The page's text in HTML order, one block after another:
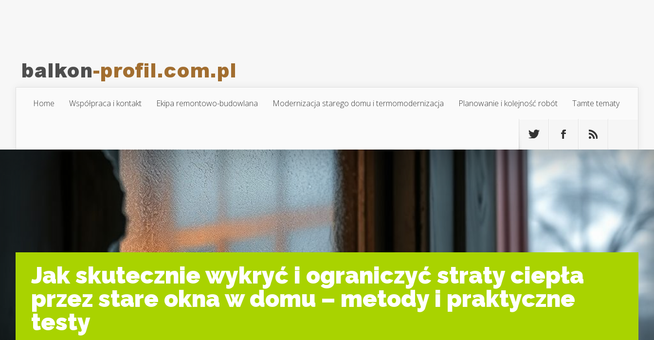
Home Współpraca i kontakt Ekipa remontowo-budowlana Modernizacja starego domu i termomodernizacja Planowanie i kolejność robót Tamte tematy
Jak skutecznie wykryć i ograniczyć straty ciepła
przez stare okna w domu – metody i praktyczne
testy